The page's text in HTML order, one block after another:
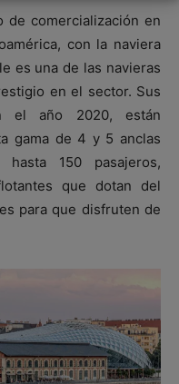
de comercialización en
con la naviera
es una de las navieras
en el sector. Sus
el año 2020, están
gama de 4 y 5 anclas
150 pasajeros,
que dotan del
para que disfruten de